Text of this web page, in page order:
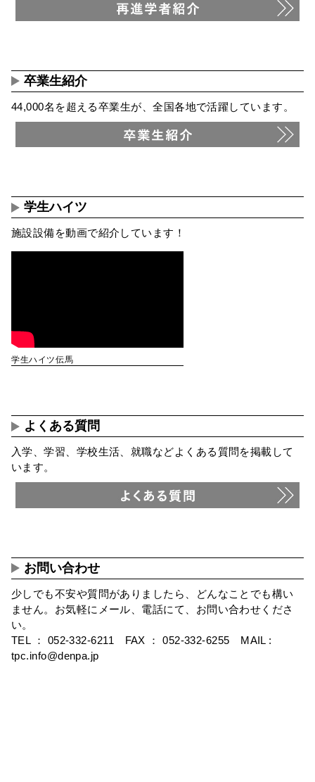
卒業生紹介
44,000名を超える卒業生が、全国各地で活躍しています。
学生ハイツ
施設設備を動画で紹介しています！
学生ハイツ伝馬
よくある質問
入学、学習、学校生活、就職などよくある質問を掲載して
います。
お問い合わせ
少しでも不安や質問がありましたら、どんなことでも構い
ません。お気軽にメール、電話にて、お問い合わせくださ
い。
TEL ： 052-332-6211 FAX ： 052-332-6255 MAIL :
tpc.info@denpa.jp